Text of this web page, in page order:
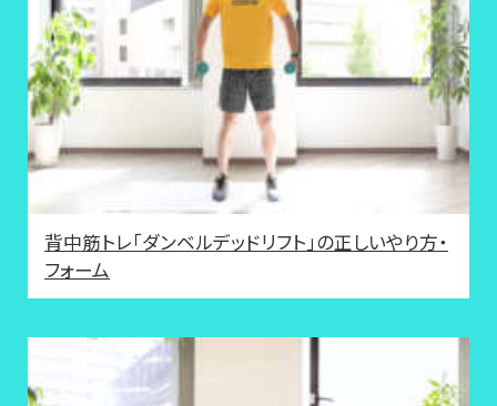
背中筋トレ「ダンベルデッドリフト」の正しいやり方・
フォーム